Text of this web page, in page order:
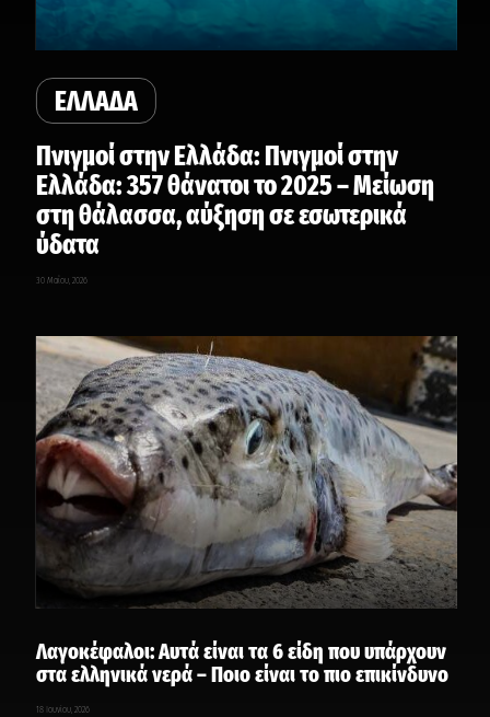
ΕΛΛΑΔΑ
Πνιγμοί στην Ελλάδα: Πνιγμοί στην
Ελλάδα: 357 θάνατοι το 2025 – Μείωση
στη θάλασσα, αύξηση σε εσωτερικά
ύδατα
30 Μαΐου, 2026
Λαγοκέφαλοι: Αυτά είναι τα 6 είδη που υπάρχουν
στα ελληνικά νερά – Ποιο είναι το πιο επικίνδυνο
18 Ιουνίου, 2026